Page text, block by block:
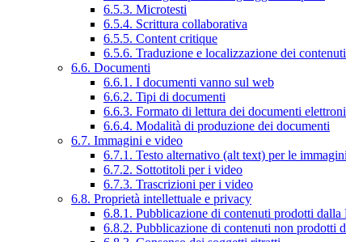
6.5.3. Microtesti
6.5.4. Scrittura collaborativa
6.5.5. Content critique
6.5.6. Traduzione e localizzazione dei contenuti
6.6. Documenti
6.6.1. I documenti vanno sul web
6.6.2. Tipi di documenti
6.6.3. Formato di lettura dei documenti
6.6.4. Modalità di produzione dei documenti
6.7. Immagini e video
6.7.1. Testo alternativo (alt text) per le immagini
6.7.2. Sottotitoli per i video
6.7.3. Trascrizioni per i video
6.8. Proprietà intellettuale e privacy
6.8.1. Pubblicazione di contenuti prodotti
6.8.2. Pubblicazione di contenuti non prodotti